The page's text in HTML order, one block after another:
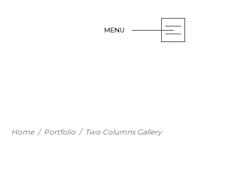
MENU
Home/ Portfolio/ Two Columns Gallery